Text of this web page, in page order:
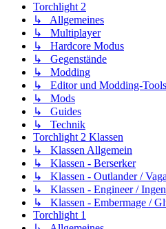
Torchlight 2
↳ Allgemeines
↳ Multiplayer
↳ Hardcore Modus
↳ Gegenstände
↳ Modding
↳ Editor und Modding-Tools
↳ Mods
↳ Guides
↳ Technik
Torchlight 2 Klassen
↳ Klassen Allgemein
↳ Klassen - Berserker
↳ Klassen - Outlander /
↳ Klassen - Engineer /
↳ Klassen - Embermage /
Torchlight 1